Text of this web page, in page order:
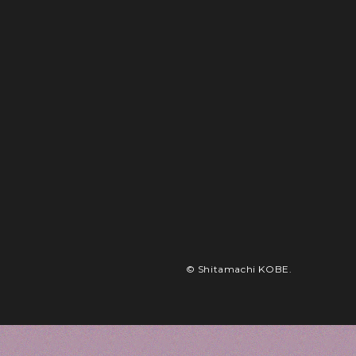
© Shitamachi KOBE.